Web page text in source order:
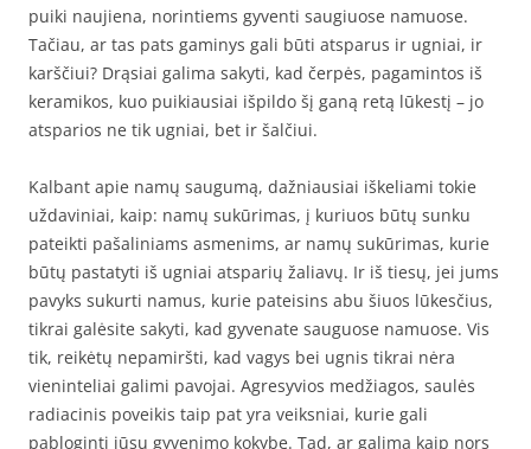
puiki naujiena, norintiems gyventi saugiuose namuose.
Tačiau, ar tas pats gaminys gali būti atsparus ir ugniai, ir
karščiui? Drąsiai galima sakyti, kad čerpės, pagamintos iš
keramikos, kuo puikiausiai išpildo šį ganą retą lūkestį – jo
atsparios ne tik ugniai, bet ir šalčiui.
Kalbant apie namų saugumą, dažniausiai iškeliami tokie
uždaviniai, kaip: namų sukūrimas, į kuriuos būtų sunku
pateikti pašaliniams asmenims, ar namų sukūrimas, kurie
būtų pastatyti iš ugniai atsparių žaliavų. Ir iš tiesų, jei jums
pavyks sukurti namus, kurie pateisins abu šiuos lūkesčius,
tikrai galėsite sakyti, kad gyvenate sauguose namuose. Vis
tik, reikėtų nepamiršti, kad vagys bei ugnis tikrai nėra
vieninteliai galimi pavojai. Agresyvios medžiagos, saulės
radiacinis poveikis taip pat yra veiksniai, kurie gali
pabloginti jūsų gyvenimo kokybę. Tad, ar galima kaip nors